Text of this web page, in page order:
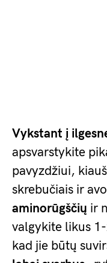
Vykstant į
apsvarstykite
pavyzdžiui,
skrebučiais ir
aminorūgščių ir
valgykite likus
kad jie būtų